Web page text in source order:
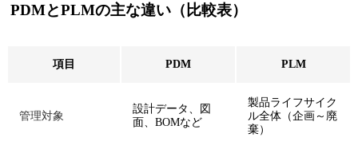
PDMとPLMの主な違い（比較表）
項目 PDM PLM
管理対象
設計データ、図
面、BOMなど
製品ライフサイク
ル全体（企画～廃
棄）